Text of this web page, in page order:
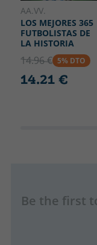
AA.VV.
LOS MEJORES 365
FUTBOLISTAS DE
LA HISTORIA
14.96 € 5% DTO
14.21 €
Be the first